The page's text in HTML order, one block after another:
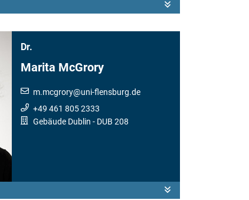
Dr.
Marita McGrory
m.mcgrory@uni-flensburg.de
+49 461 805 2333
Gebäude Dublin - DUB 208